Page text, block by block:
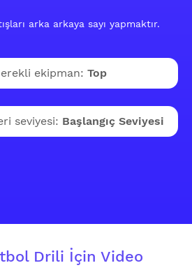
arka arkaya sayı yapmaktır.
ekipman: Top
seviyesi: Başlangıç Seviyesi
Drili İçin Video